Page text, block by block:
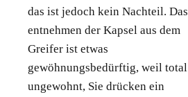
das ist jedoch kein Nachteil. Das
entnehmen der Kapsel aus dem
Greifer ist etwas
gewöhnungsbedürftig, weil total
ungewohnt, Sie drücken ein